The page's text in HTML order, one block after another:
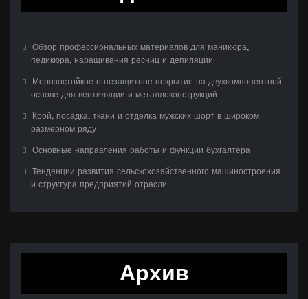
Обзор профессиональных материалов для маникюра,
педикюра, наращивания ресниц и депиляции
Морозостойкое огнезащитное покрытие на двухкомпонентной
основе для вентиляции и металлоконструкций
Крой, посадка, ткани и отделка мужских шорт в широком
размерном ряду
Основные направления работы и функции бухгалтера
Тенденции развития сельскохозяйственного машиностроения
и структура предприятий отрасли
Архив